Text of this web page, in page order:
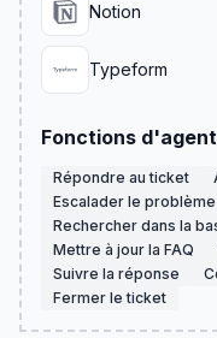
Notion
Typeform
Fonctions d'agent
Répondre au ticket
Escalader le problème
Rechercher dans la
Mettre à jour la FAQ
Suivre la réponse
Fermer le ticket